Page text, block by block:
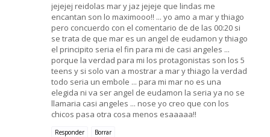
jejejej reidolas mar y jaz jejeje que lindas me
encantan son lo maximooo!! ... yo amo a mar y thiago
pero concuerdo con el comentario de de las 00:20 si
se trata de que mar es un angel de eudamon y thiago
el principito seria el fin para mi de casi angeles ...
porque la verdad para mi los protagonistas son los 5
teens y si solo van a mostrar a mar y thiago la verdad
todo seria un embole ... para mi mar no es una
elegida ni va ser angel de eudamon la seria ya no se
llamaria casi angeles ... nose yo creo que con los
chicos pasa otra cosa menos esaaaaa!!
Responder Borrar